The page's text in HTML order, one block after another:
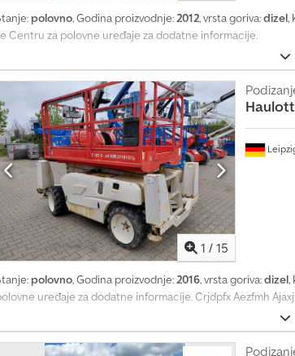
polovno, Godina proizvodnje:2012, vrsta goriva:dizel,
Centru za polovne uređaje za dodatne informacije.
1 / 15
polovno, Godina proizvodnje:2016, vrsta goriva:dizel,
uređaje za dodatne informacije. Crjdpfx Aezfmh
d
1
0
0
0
0
u
u
p
o
v